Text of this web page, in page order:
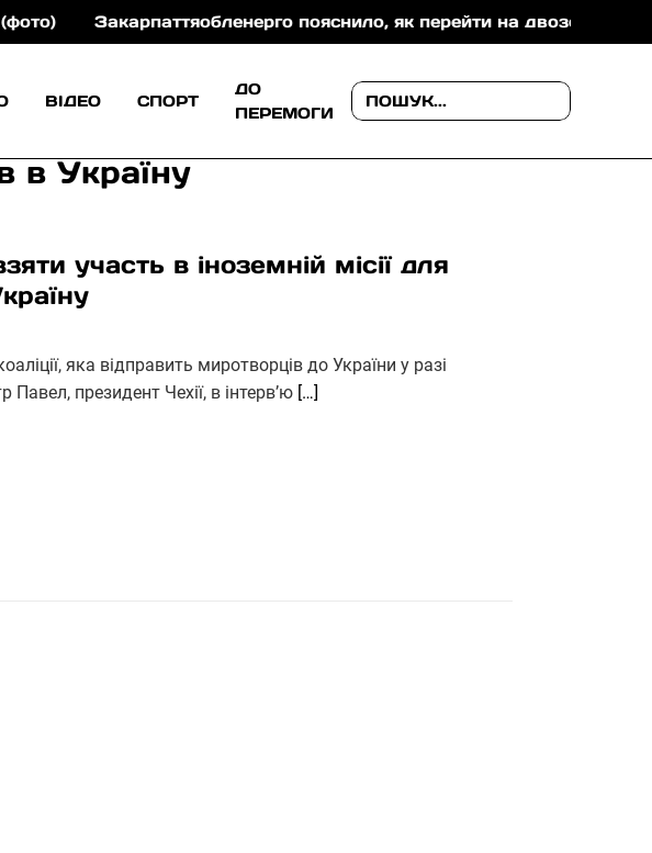
Закарпаттяобленерго пояснило, як перейти на двозонний або
ВІДЕО СПОРТ
ДО
ПЕРЕМОГИ
в Україну
участь в іноземній місії для
яка відправить миротворців до України у разі
президент Чехії, в інтерв’ю […]